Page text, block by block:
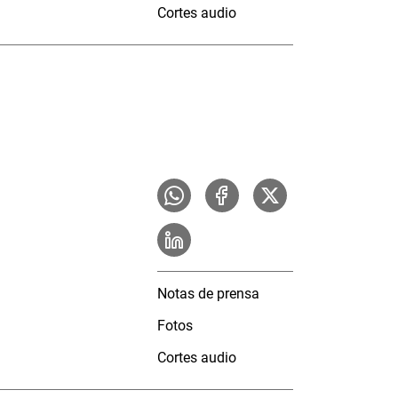
Cortes audio
Notas de prensa
Fotos
Cortes audio